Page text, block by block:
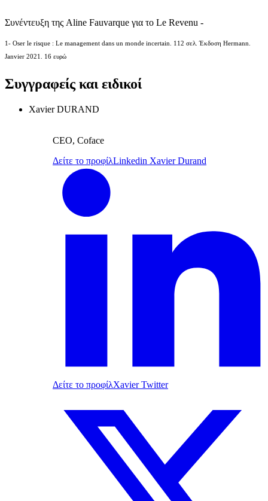
Συνέντευξη της Aline Fauvarque για το Le Revenu -
1- Oser le risque : Le management dans un monde incertain. 112 σελ. Έκδοση Hermann.
Janvier 2021. 16 ευρώ
Συγγραφείς και ειδικοί
Xavier DURAND
CEO, Coface
Δείτε το προφίλLinkedin Xavier Durand
Δείτε το προφίλXavier Twitter